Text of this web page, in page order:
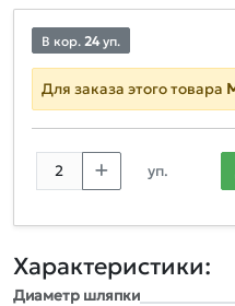
В кор. 24уп.
Для заказа этого товара
уп.
Характеристики:
Диаметр шляпки